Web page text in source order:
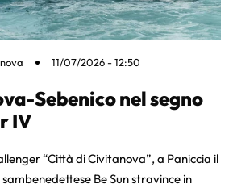
11/07/2026 - 12:50
Sebenico nel segno
IV
“Città di Civitanova”, a Paniccia il
Be Sun stravince in